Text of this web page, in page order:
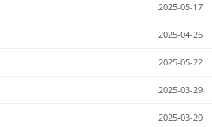
2025-05-17
2025-04-26
2025-05-22
2025-03-29
2025-03-20